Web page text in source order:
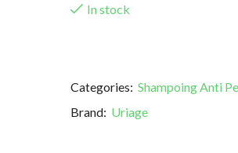
In stock
Categories: Shampoing Anti
Brand: Uriage